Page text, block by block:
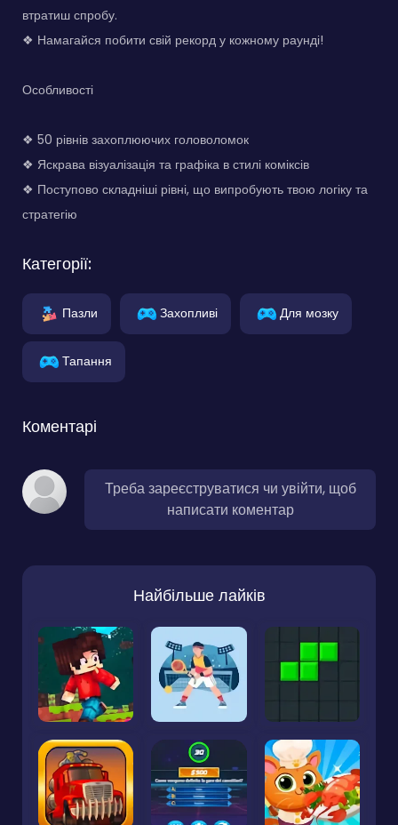
втратиш спробу.
❖ Намагайся побити свій рекорд у кожному раунді!
Особливості
❖ 50 рівнів захоплюючих головоломок
❖ Яскрава візуалізація та графіка в стилі коміксів
❖ Поступово складніші рівні, що випробують твою логіку та
стратегію
Категорії:
Пазли Захопливі Для мозку
Тапання
Коментарі
Треба зареєструватися чи увійти, щоб
написати коментар
Найбільше лайків